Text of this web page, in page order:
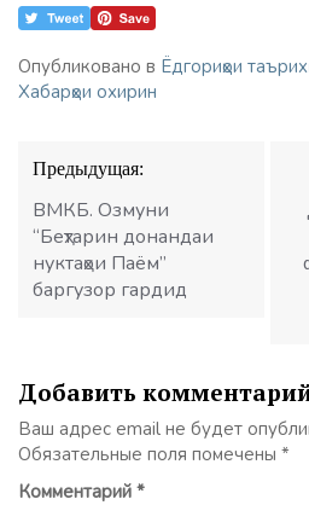
Опубликовано в Ёдгориҳои
Хабарҳои охирин
Навигация
по
записям
Предыдущая:
ВМКБ. Озмуни
“Беҳтарин донандаи
нуктаҳои Паём”
баргузор гардид
Добавить
Ваш адрес email не будет
Обязательные поля помечены *
Комментарий *